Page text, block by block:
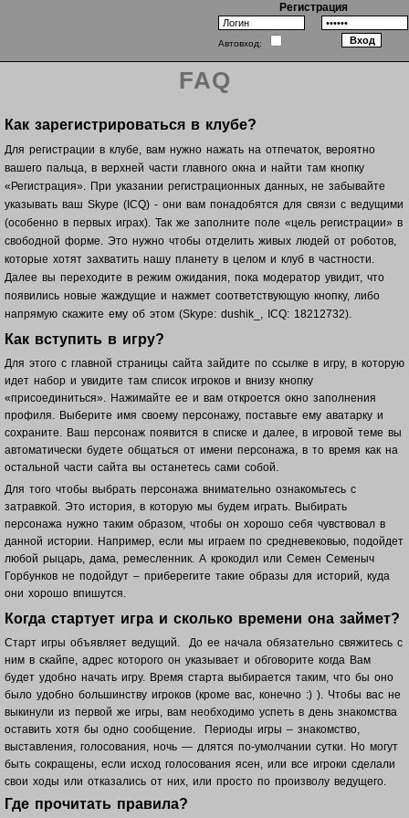
Регистрация
Автовход:
FAQ
Как зарегистрироваться в клубе?
Для регистрации в клубе, вам нужно нажать на отпечаток, вероятно
вашего пальца, в верхней части главного окна и найти там кнопку
«Регистрация». При указании регистрационных данных, не забывайте
указывать ваш Skype (ICQ) - они вам понадобятся для связи с ведущими
(особенно в первых играх). Так же заполните поле «цель регистрации» в
свободной форме. Это нужно чтобы отделить живых людей от роботов,
которые хотят захватить нашу планету в целом и клуб в частности.
Далее вы переходите в режим ожидания, пока модератор увидит, что
появились новые жаждущие и нажмет соответствующую кнопку, либо
напрямую скажите ему об этом (Skype: dushik_, ICQ: 18212732).
Как вступить в игру?
Для этого с главной страницы сайта зайдите по ссылке в игру, в которую
идет набор и увидите там список игроков и внизу кнопку
«присоединиться». Нажимайте ее и вам откроется окно заполнения
профиля. Выберите имя своему персонажу, поставьте ему аватарку и
сохраните. Ваш персонаж появится в списке и далее, в игровой теме вы
автоматически будете общаться от имени персонажа, в то время как на
остальной части сайта вы останетесь сами собой.
Для того чтобы выбрать персонажа внимательно ознакомьтесь с
затравкой. Это история, в которую мы будем играть. Выбирать
персонажа нужно таким образом, чтобы он хорошо себя чувствовал в
данной истории. Например, если мы играем по средневековью, подойдет
любой рыцарь, дама, ремесленник. А крокодил или Семен Семеныч
Горбунков не подойдут – приберегите такие образы для историй, куда
они хорошо впишутся.
Когда стартует игра и сколько времени она займет?
Старт игры объявляет ведущий. До ее начала обязательно свяжитесь с
ним в скайпе, адрес которого он указывает и обговорите когда Вам
будет удобно начать игру. Время старта выбирается таким, что бы оно
было удобно большинству игроков (кроме вас, конечно :) ). Чтобы вас не
выкинули из первой же игры, вам необходимо успеть в день знакомства
оставить хотя бы одно сообщение. Периоды игры – знакомство,
выставления, голосования, ночь — длятся по-умолчании сутки. Но могут
быть сокращены, если исход голосования ясен, или все игроки сделали
свои ходы или отказались от них, или просто по произволу ведущего.
Где прочитать правила?